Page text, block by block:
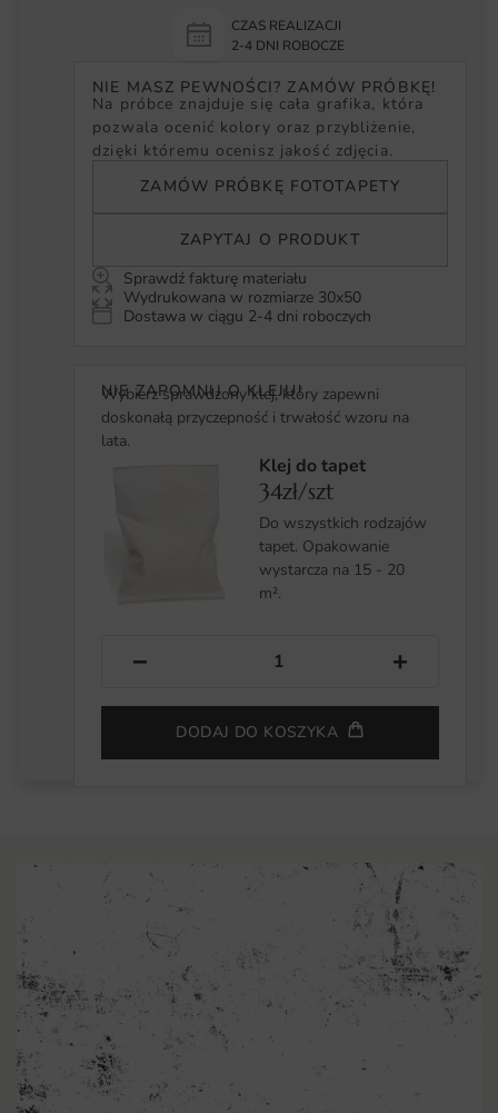
CZAS REALIZACJI
2-4 DNI ROBOCZE
NIE MASZ PEWNOŚCI? ZAMÓW PRÓBKĘ!
Na próbce znajduje się cała grafika, która
pozwala ocenić kolory oraz przybliżenie,
dzięki któremu ocenisz jakość zdjęcia.
ZAMÓW PRÓBKĘ FOTOTAPETY
ZAPYTAJ O PRODUKT
Sprawdź fakturę materiału
Wydrukowana w rozmiarze 30x50
Dostawa w ciągu 2-4 dni roboczych
NIE ZAPOMNIJ O KLEJU!
Wybierz sprawdzony klej, który zapewni
doskonałą przyczepność i trwałość wzoru na
lata.
Klej do tapet
34zł/szt
Do wszystkich rodzajów
tapet. Opakowanie
wystarcza na 15 - 20
m².
− +
DODAJ DO KOSZYKA